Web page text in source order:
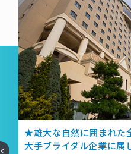
★雄大な自然に囲まれた
大手ブライダル企業に属